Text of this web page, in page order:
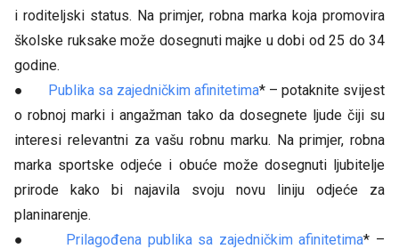
i roditeljski status. Na primjer, robna marka koja promovira
školske ruksake može dosegnuti majke u dobi od 25 do 34
godine.
● Publika sa zajedničkim afinitetima* – potaknite svijest
o robnoj marki i angažman tako da dosegnete ljude čiji su
interesi relevantni za vašu robnu marku. Na primjer, robna
marka sportske odjeće i obuće može dosegnuti ljubitelje
prirode kako bi najavila svoju novu liniju odjeće za
planinarenje.
● Prilagođena publika sa zajedničkim afinitetima* –